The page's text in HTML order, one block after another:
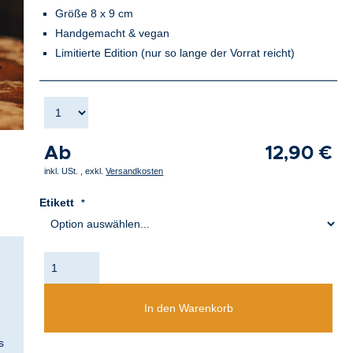
Größe 8 x 9 cm
Handgemacht & vegan
Limitierte Edition (nur so lange der Vorrat reicht)
Ab 12,90 €
inkl. USt. ,exkl.Versandkosten
Etikett
In den Warenkorb